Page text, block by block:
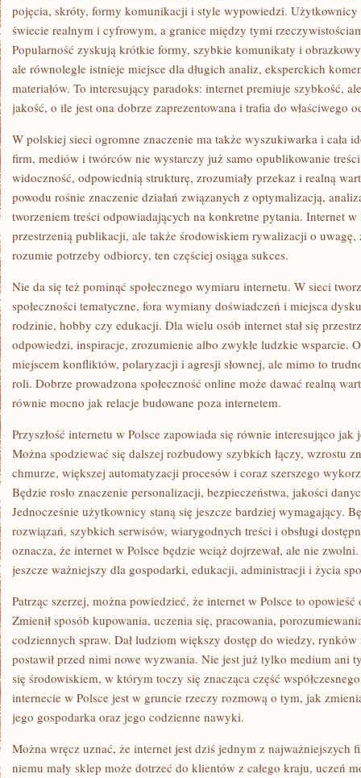
pojęcia, skróty, formy komunikacji i style wypowiedzi.
świecie realnym i cyfrowym, a granice między tymi
Popularność zyskują krótkie formy, szybkie komunikaty i
ale równolegle istnieje miejsce dla długich analiz, eksperckich
materiałów. To interesujący paradoks: internet premiuje szybkość,
jakość, o ile jest ona dobrze zaprezentowana i trafia do właściwego
W polskiej sieci ogromne znaczenie ma także wyszukiwarka i cała
firm, mediów i twórców nie wystarczy już samo opublikowanie
widoczność, odpowiednią strukturę, zrozumiały przekaz i realną
powodu rośnie znaczenie działań związanych z optymalizacją,
tworzeniem treści odpowiadających na konkretne pytania. Internet
przestrzenią publikacji, ale także środowiskiem rywalizacji o
rozumie potrzeby odbiorcy, ten częściej osiąga sukces.
Nie da się też pominąć społecznego wymiaru internetu. W sieci
społeczności tematyczne, fora wymiany doświadczeń i miejsca
rodzinie, hobby czy edukacji. Dla wielu osób internet stał się
odpowiedzi, inspiracje, zrozumienie albo zwykłe ludzkie wsparcie.
miejscem konfliktów, polaryzacji i agresji słownej, ale mimo to
roli. Dobrze prowadzona społeczność online może dawać realną
równie mocno jak relacje budowane poza internetem.
Przyszłość internetu w Polsce zapowiada się równie interesująco
Można spodziewać się dalszej rozbudowy szybkich łączy, wzrostu
chmurze, większej automatyzacji procesów i coraz szerszego
Będzie rosło znaczenie personalizacji, bezpieczeństwa, jakości
Jednocześnie użytkownicy staną się jeszcze bardziej wymagający.
rozwiązań, szybkich serwisów, wiarygodnych treści i obsługi
oznacza, że internet w Polsce będzie wciąż dojrzewał, ale nie
jeszcze ważniejszy dla gospodarki, edukacji, administracji i życia
Patrząc szerzej, można powiedzieć, że internet w Polsce to
Zmienił sposób kupowania, uczenia się, pracowania,
codziennych spraw. Dał ludziom większy dostęp do wiedzy,
postawił przed nimi nowe wyzwania. Nie jest już tylko medium ani
się środowiskiem, w którym toczy się znacząca część
internecie w Polsce jest w gruncie rzeczy rozmową o tym, jak
jego gospodarka oraz jego codzienne nawyki.
Można wręcz uznać, że internet jest dziś jednym z najważniejszych
niemu mały sklep może dotrzeć do klientów z całego kraju, uczeń